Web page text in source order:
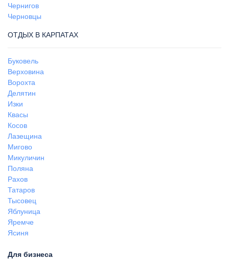
Чернигов
Черновцы
ОТДЫХ В КАРПАТАХ
Буковель
Верховина
Ворохта
Делятин
Изки
Квасы
Косов
Лазещина
Мигово
Микуличин
Поляна
Рахов
Татаров
Тысовец
Яблуница
Яремче
Ясиня
Для бизнеса